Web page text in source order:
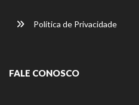
Política de Privacidade
FALE CONOSCO